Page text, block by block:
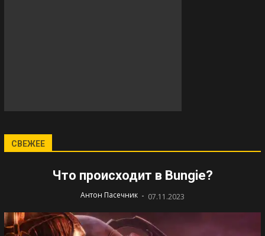
СВЕЖЕЕ
Что происходит в Bungie?
Антон Пасечник - 07.11.2023